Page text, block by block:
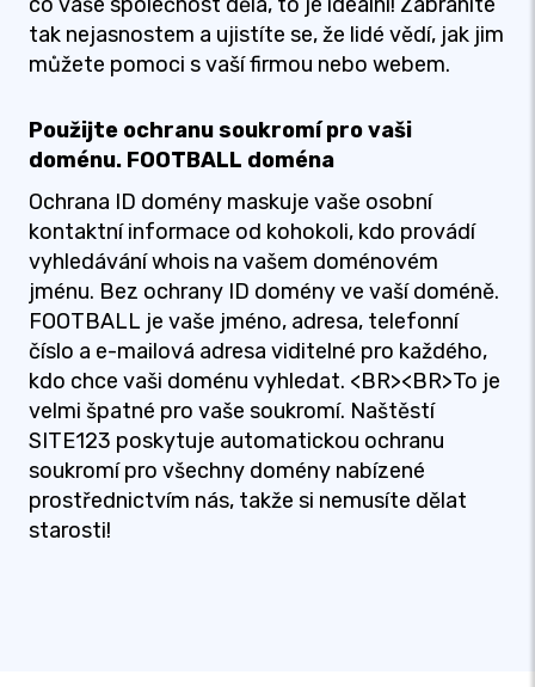
tak nejasnostem a ujistíte se, že lidé vědí, jak jim
můžete pomoci s vaší firmou nebo webem.
Použijte ochranu soukromí pro vaši
doménu. FOOTBALL doména
Ochrana ID domény maskuje vaše osobní
kontaktní informace od kohokoli, kdo provádí
vyhledávání whois na vašem doménovém
jménu. Bez ochrany ID domény ve vaší doméně.
FOOTBALL je vaše jméno, adresa, telefonní
číslo a e-mailová adresa viditelné pro každého,
kdo chce vaši doménu vyhledat. <BR><BR>To je
velmi špatné pro vaše soukromí. Naštěstí
SITE123 poskytuje automatickou ochranu
soukromí pro všechny domény nabízené
prostřednictvím nás, takže si nemusíte dělat
starosti!